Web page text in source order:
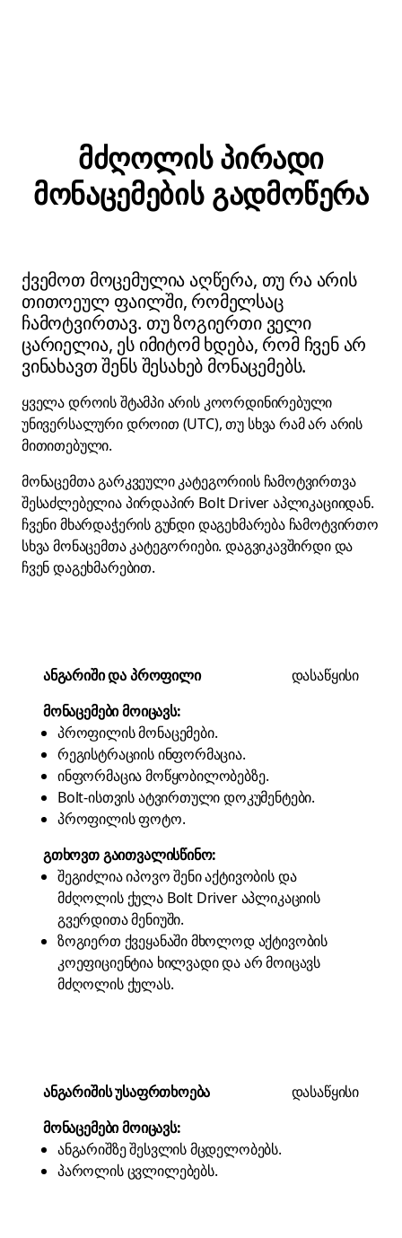
მძღოლის პირადი
მონაცემების გადმოწერა
ქვემოთ მოცემულია აღწერა, თუ რა არის
თითოეულ ფაილში, რომელსაც
ჩამოტვირთავ. თუ ზოგიერთი ველი
ცარიელია, ეს იმიტომ ხდება, რომ ჩვენ არ
ვინახავთ შენს შესახებ მონაცემებს.
ყველა დროის შტამპი არის კოორდინირებული
უნივერსალური დროით (UTC), თუ სხვა რამ არ არის
მითითებული.
მონაცემთა გარკვეული კატეგორიის ჩამოტვირთვა
შესაძლებელია პირდაპირ Bolt Driver აპლიკაციიდან.
ჩვენი მხარდაჭერის გუნდი დაგეხმარება ჩამოტვირთო
სხვა მონაცემთა კატეგორიები.დაგვიკავშირდიდა
ჩვენ დაგეხმარებით.
ანგარიში და პროფილი
დასაწყისი
მონაცემები მოიცავს:
პროფილის მონაცემები.
რეგისტრაციის ინფორმაცია.
ინფორმაცია მოწყობილობებზე.
Bolt-ისთვის ატვირთული დოკუმენტები.
პროფილის ფოტო.
გთხოვთ გაითვალისწინო:
შეგიძლია იპოვო შენი აქტივობის და
მძღოლის ქულა Bolt Driver აპლიკაციის
გვერდითა მენიუში.
ზოგიერთ ქვეყანაში მხოლოდ აქტივობის
კოეფიციენტია ხილვადი და არ მოიცავს
მძღოლის ქულას.
ანგარიშის უსაფრთხოება
დასაწყისი
მონაცემები მოიცავს:
ანგარიშზე შესვლის მცდელობებს.
პაროლის ცვლილებებს.